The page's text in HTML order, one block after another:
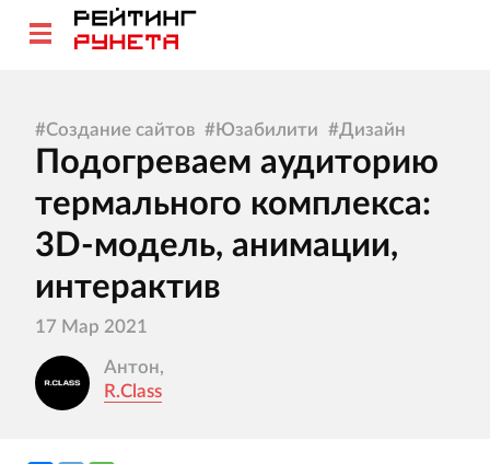
#Создание сайтов #Юзабилити #Дизайн
Подогреваем аудиторию
термального комплекса:
3D-модель, анимации,
интерактив
17 Мар 2021
Антон,
R.Class